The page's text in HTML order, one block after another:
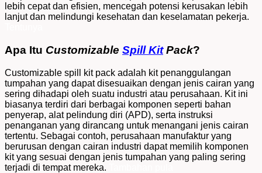
lebih cepat dan efisien, mencegah potensi kerusakan lebih
lanjut dan melindungi kesehatan dan keselamatan pekerja.
Apa Itu Customizable Spill KitPack?
Customizable spill kit pack adalah kit penanggulangan
tumpahan yang dapat disesuaikan dengan jenis cairan yang
sering dihadapi oleh suatu industri atau perusahaan. Kit ini
biasanya terdiri dari berbagai komponen seperti bahan
penyerap, alat pelindung diri (APD), serta instruksi
penanganan yang dirancang untuk menangani jenis cairan
tertentu. Sebagai contoh, perusahaan manufaktur yang
berurusan dengan cairan industri dapat memilih komponen
kit yang sesuai dengan jenis tumpahan yang paling sering
terjadi di tempat mereka.